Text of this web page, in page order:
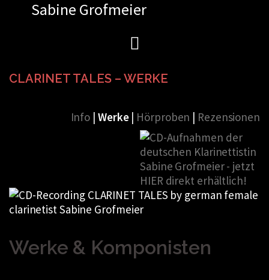
Sabine Grofmeier
CLARINET TALES – WERKE
Info | Werke| Hörproben | Rezensionen
Werke & Komponisten